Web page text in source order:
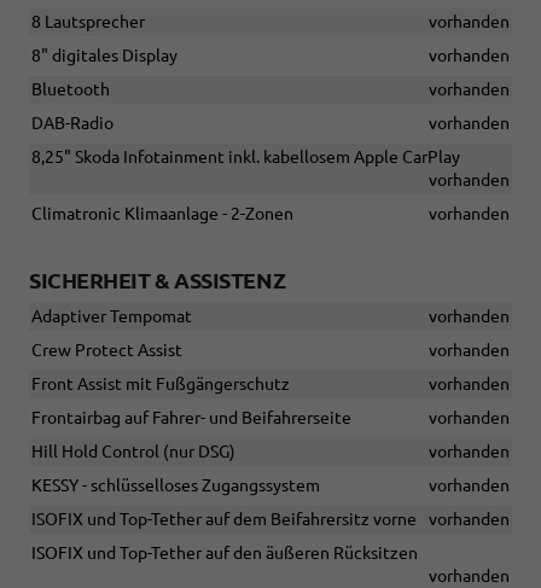
8 Lautsprecher
vorhanden
8" digitales Display
vorhanden
Bluetooth
vorhanden
DAB-Radio
vorhanden
8,25" Skoda Infotainment inkl. kabellosem Apple CarPlay
vorhanden
Climatronic Klimaanlage - 2-Zonen
vorhanden
SICHERHEIT & ASSISTENZ
Adaptiver Tempomat
vorhanden
Crew Protect Assist
vorhanden
Front Assist mit Fußgängerschutz
vorhanden
Frontairbag auf Fahrer- und Beifahrerseite
vorhanden
Hill Hold Control (nur DSG)
vorhanden
KESSY - schlüsselloses Zugangssystem
vorhanden
ISOFIX und Top-Tether auf dem Beifahrersitz vorne
vorhanden
ISOFIX und Top-Tether auf den äußeren Rücksitzen
vorhanden